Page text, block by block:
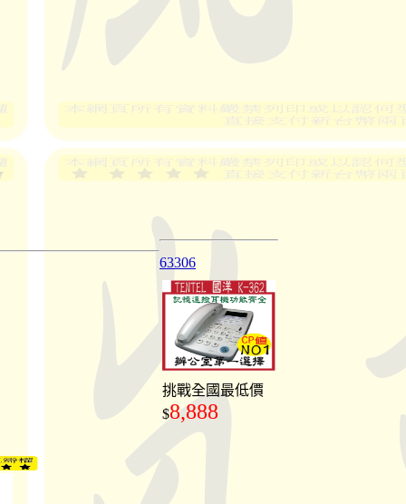
63306
挑戰全國最低價
$8,888